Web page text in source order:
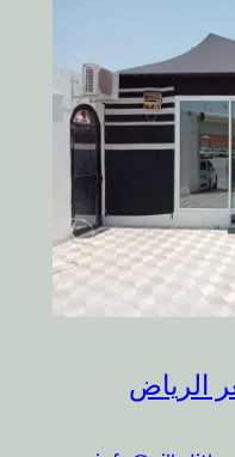
الرياض